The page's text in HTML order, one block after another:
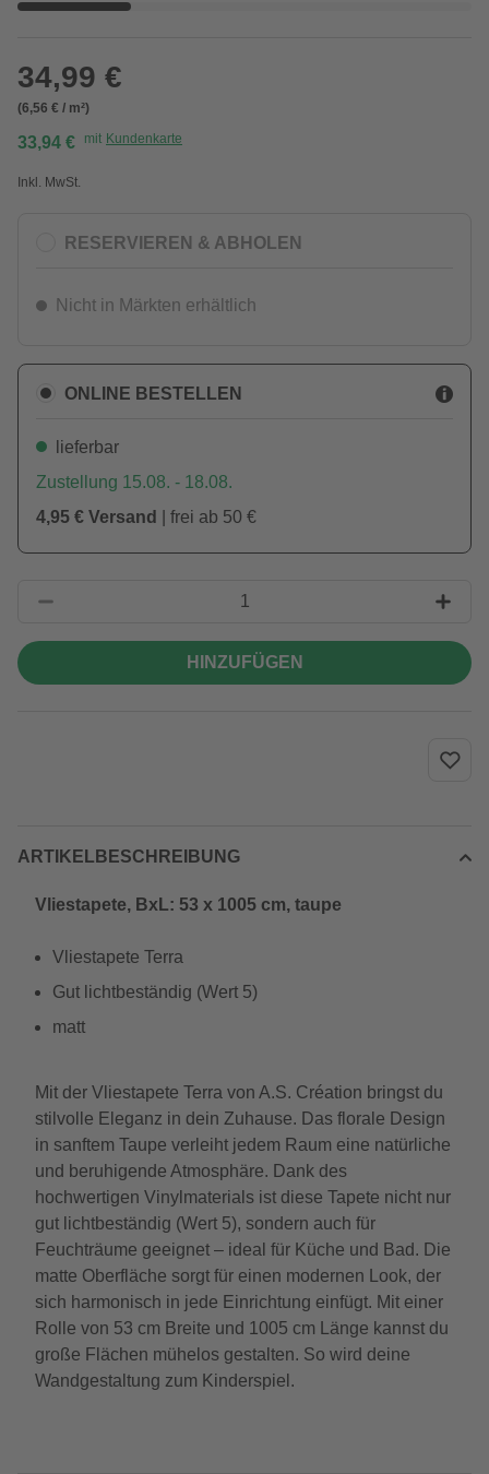
34,99 €
(6,56 € / m²)
33,94 € mit Kundenkarte
Inkl. MwSt.
RESERVIEREN & ABHOLEN
Nicht in Märkten erhältlich
ONLINE BESTELLEN
lieferbar
Zustellung 15.08. - 18.08.
4,95 € Versand
| frei ab 50 €
HINZUFÜGEN
ARTIKELBESCHREIBUNG
Vliestapete, BxL: 53 x 1005 cm, taupe
Vliestapete Terra
Gut lichtbeständig (Wert 5)
matt
Mit der Vliestapete Terra von A.S. Création bringst du
stilvolle Eleganz in dein Zuhause. Das florale Design
in sanftem Taupe verleiht jedem Raum eine natürliche
und beruhigende Atmosphäre. Dank des
hochwertigen Vinylmaterials ist diese Tapete nicht nur
gut lichtbeständig (Wert 5), sondern auch für
Feuchträume geeignet – ideal für Küche und Bad. Die
matte Oberfläche sorgt für einen modernen Look, der
sich harmonisch in jede Einrichtung einfügt. Mit einer
Rolle von 53 cm Breite und 1005 cm Länge kannst du
große Flächen mühelos gestalten. So wird deine
Wandgestaltung zum Kinderspiel.